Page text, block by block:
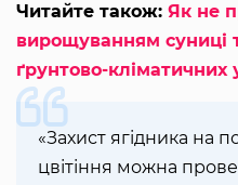
Читайте також: Як не
вирощуванням суниці
ґрунтово-кліматичних
«Захист ягідника на
цвітіння можна